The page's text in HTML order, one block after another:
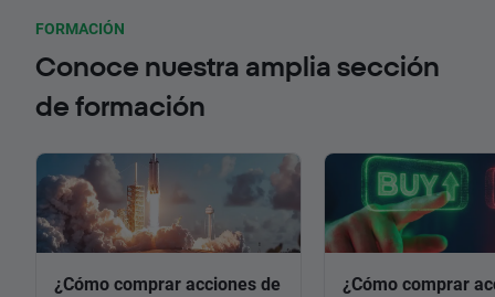
FORMACIÓN
Conoce nuestra amplia sección
de formación
¿Cómo comprar acciones de
¿Cómo comprar